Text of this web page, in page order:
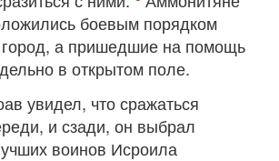
боевым порядком
город, а пришедшие на помощь
в открытом поле.
увидел, что сражаться
и сзади, он выбрал
воинов Исроила